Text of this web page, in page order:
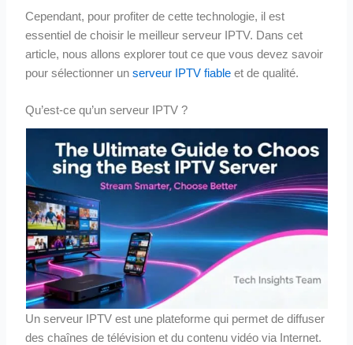
Cependant, pour profiter de cette technologie, il est
essentiel de choisir le meilleur serveur IPTV. Dans cet
article, nous allons explorer tout ce que vous devez savoir
pour sélectionner unserveur IPTV fiable et de qualité.
Qu’est-ce qu’un serveur IPTV ?
Un serveur IPTV est une plateforme qui permet de diffuser
des chaînes de télévision et du contenu vidéo via Internet.